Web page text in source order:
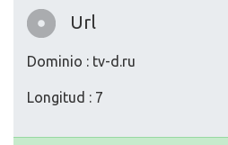
Url
Dominio : tv-d.ru
Longitud : 7